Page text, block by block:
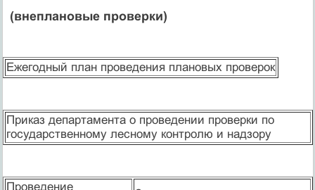
(внеплановые проверки)
Ежегодный план проведения плановых проверок
Приказ департамента о проведении проверки по
государственному лесному контролю и надзору
Проведение